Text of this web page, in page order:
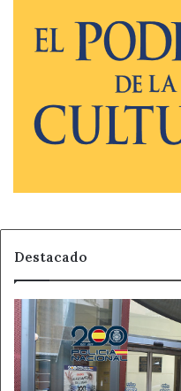
Destacado
Detenida
‘in
fraganti’
en
León